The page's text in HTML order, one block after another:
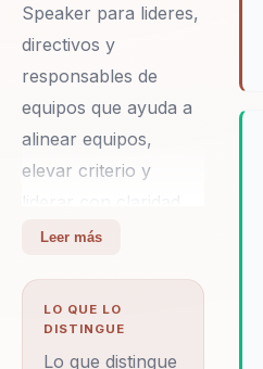
Speaker para lideres,
directivos y
responsables de
equipos que ayuda a
alinear equipos,
elevar criterio y
en contextos
neurociencia y
comportamiento en
decisiones practicas.
Leer más
LO QUE LO
DISTINGUE
Lo que distingue